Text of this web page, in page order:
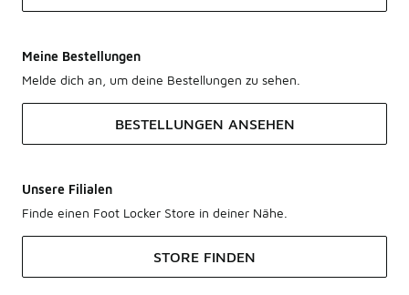
Meine Bestellungen
Melde dich an, um deine Bestellungen zu sehen.
BESTELLUNGEN ANSEHEN
Unsere Filialen
Finde einen Foot Locker Store in deiner Nähe.
STORE FINDEN